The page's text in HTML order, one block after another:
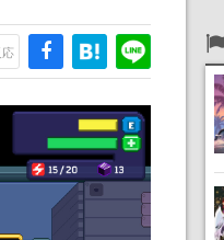
応